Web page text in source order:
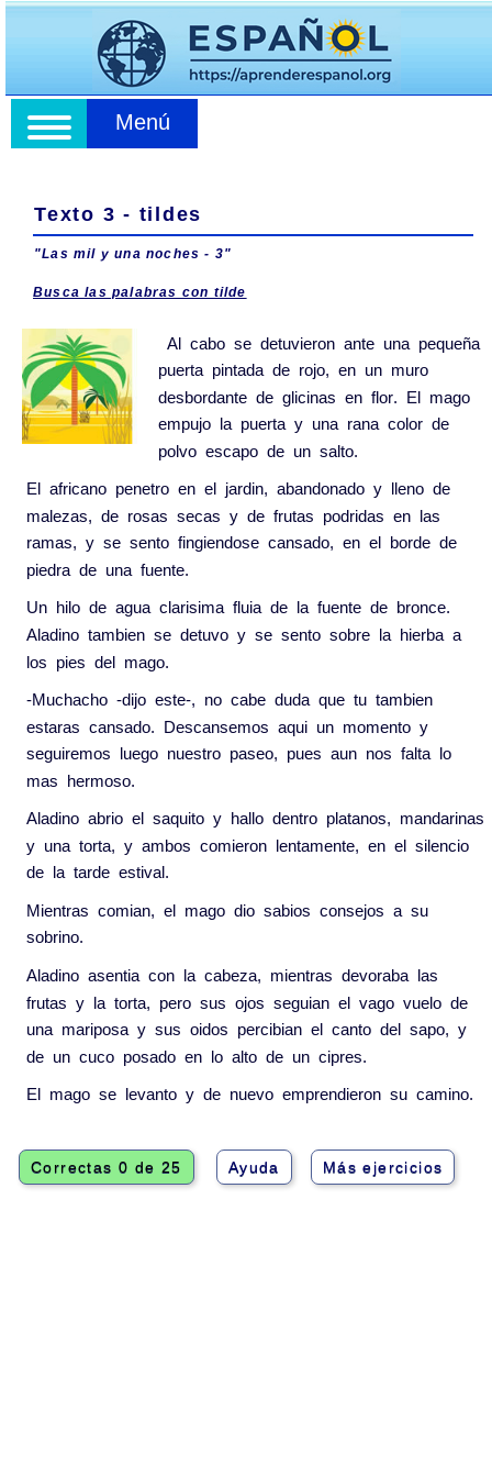
Menú
Texto 3 - tildes
"Las mil y una noches - 3"
Busca las palabras con tilde
Al cabo se detuvieron ante una pequeña
puerta pintada de rojo, en un muro
desbordante de glicinas en flor. El mago
empujo la puerta y una rana color de
polvo escapo de un salto.
El africano penetro en el jardin, abandonado y lleno de
malezas, de rosas secas y de frutas podridas en las
ramas, y se sento fingiendose cansado, en el borde de
piedra de una fuente.
Un hilo de agua clarisima fluia de la fuente de bronce.
Aladino tambien se detuvo y se sento sobre la hierba a
los pies del mago.
-Muchacho -dijo este-, no cabe duda que tu tambien
estaras cansado. Descansemos aqui un momento y
seguiremos luego nuestro paseo, pues aun nos falta lo
mas hermoso.
Aladino abrio el saquito y hallo dentro platanos, mandarinas
y una torta, y ambos comieron lentamente, en el silencio
de la tarde estival.
Mientras comian, el mago dio sabios consejos a su
sobrino.
Aladino asentia con la cabeza, mientras devoraba las
frutas y la torta, pero sus ojos seguian el vago vuelo de
una mariposa y sus oidos percibian el canto del sapo, y
de un cuco posado en lo alto de un cipres.
El mago se levanto y de nuevo emprendieron su camino.
Correctas 0 de 25 Ayuda Más ejercicios